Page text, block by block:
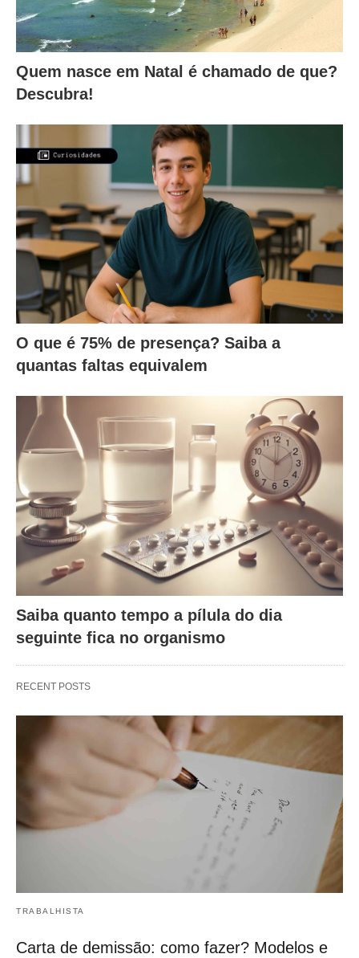
Quem nasce em Natal é chamado de que?
Descubra!
O que é 75% de presença? Saiba a
quantas faltas equivalem
Saiba quanto tempo a pílula do dia
seguinte fica no organismo
RECENT POSTS
TRABALHISTA
Carta de demissão: como fazer? Modelos e